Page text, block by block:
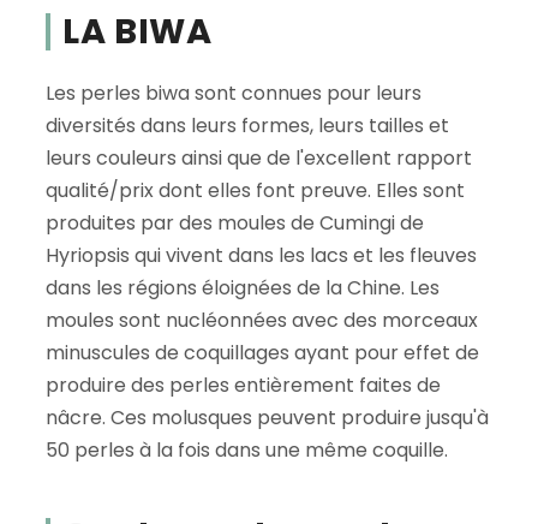
LA BIWA
Les perles biwa sont connues pour leurs
diversités dans leurs formes, leurs tailles et
leurs couleurs ainsi que de l'excellent rapport
qualité/prix dont elles font preuve. Elles sont
produites par des moules de Cumingi de
Hyriopsis qui vivent dans les lacs et les fleuves
dans les régions éloignées de la Chine. Les
moules sont nucléonnées avec des morceaux
minuscules de coquillages ayant pour effet de
produire des perles entièrement faites de
nâcre. Ces molusques peuvent produire jusqu'à
50 perles à la fois dans une même coquille.